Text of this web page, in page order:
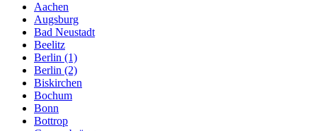
Aachen
Augsburg
Bad Neustadt
Beelitz
Berlin (1)
Berlin (2)
Biskirchen
Bochum
Bonn
Bottrop